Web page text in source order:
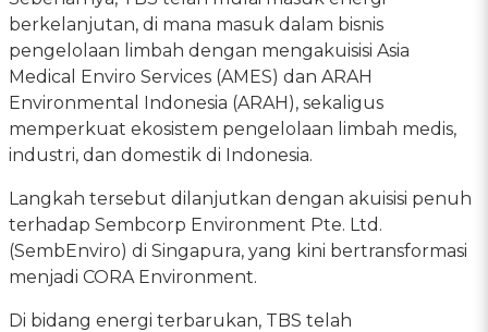
berkelanjutan, di mana masuk dalam bisnis
pengelolaan limbah dengan mengakuisisi Asia
Medical Enviro Services (AMES) dan ARAH
Environmental Indonesia (ARAH), sekaligus
memperkuat ekosistem pengelolaan limbah medis,
industri, dan domestik di Indonesia.
Langkah tersebut dilanjutkan dengan akuisisi penuh
terhadap Sembcorp Environment Pte. Ltd.
(SembEnviro) di Singapura, yang kini bertransformasi
menjadi CORA Environment.
Di bidang energi terbarukan, TBS telah